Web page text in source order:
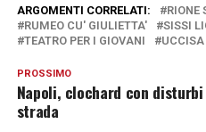
ARGOMENTI CORRELATI:
RIONE
RUMEO CU' GIULIETTA'
SISSI
TEATRO PER I GIOVANI
PROSSIMO
Napoli, clochard con
strada